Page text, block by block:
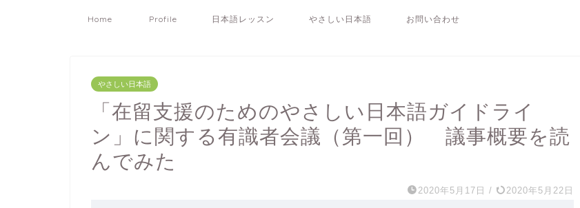
Home Profile 日本語レッスン やさしい日本語 お問い合わせ
やさしい日本語
「在留支援のためのやさしい日本語ガイドライ
ン」に関する有識者会議（第一回） 議事概要を読
んでみた
2020年5月17日 / 2020年5月22日